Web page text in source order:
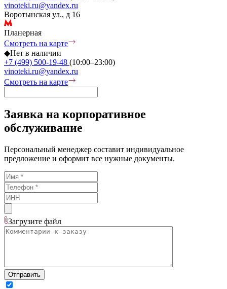
vinoteki.ru@yandex.ru
Воротынская ул., д 16
Планерная
Смотреть на карте
◆Нет в наличии
+7 (499) 500-19-48 (10:00–23:00)
vinoteki.ru@yandex.ru
Смотреть на карте
Заявка на корпоративное
обслуживание
Персональный менеджер составит индивидуальное
предложение и оформит все нужные документы.
Загрузите файл
Отправить